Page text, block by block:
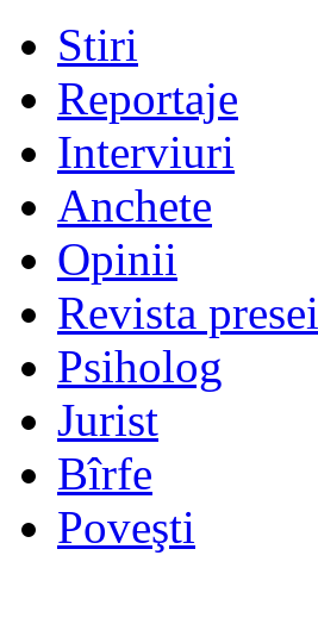
Stiri
Reportaje
Interviuri
Anchete
Opinii
Revista presei
Psiholog
Jurist
Bîrfe
Poveşti